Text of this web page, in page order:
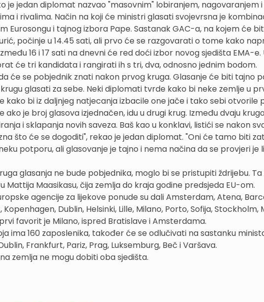
je jedan diplomat nazvao "masovnim" lobiranjem, nagovaranjem
i rivalima. Način na koji će ministri glasati svojevrsna je
Eurosongu i tajnog izbora Pape. Sastanak GAC-a, na kojem će
počinje u 14.45 sati, ali prvo će se razgovarati o tome kako
16 i 17 sati na dnevni će red doći izbor novog sjedišta EMA-
će tri kandidata i rangirati ih s tri, dva, odnosno jednim bodom.
će se pobjednik znati nakon prvog kruga. Glasanje će biti tajno
glasati za sebe. Neki diplomati tvrde kako bi neke zemlje u
kako bi iz daljnjeg natjecanja izbacile one jače i tako sebi otvorile
ako je broj glasova izjednačen, idu u drugi krug. Između dvaju
i sklapanja novih saveza. Baš kao u konklavi, listići se nakon
što će se dogoditi", rekao je jedan diplomat. "Oni će tamo biti
potporu, ali glasovanje je tajno i nema načina da se provjeri je
glasanja ne bude pobjednika, moglo bi se pristupiti ždrijebu.
Mattija Maasikasu, čija zemlja do kraja godine predsjeda EU-om.
agencije za lijekove ponude su dali Amsterdam, Atena,
Kopenhagen, Dublin, Helsinki, Lille, Milano, Porto, Sofija, Stockholm,
favorit je Milano, ispred Bratislave i Amsterdama.
ima 160 zaposlenika, također će se odlučivati na sastanku
Frankfurt, Pariz, Prag, Luksemburg, Beč i Varšava.
zemlja ne mogu dobiti oba sjedišta.